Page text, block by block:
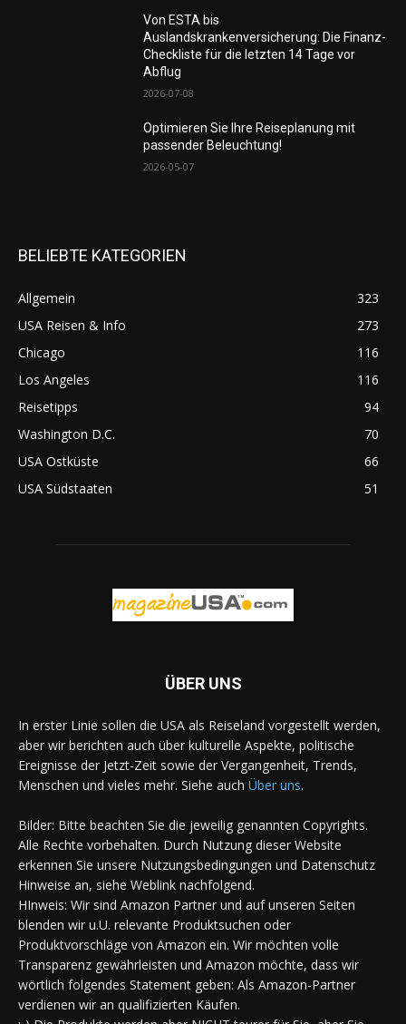
Von ESTA bis
Auslandskrankenversicherung: Die Finanz-
Checkliste für die letzten 14 Tage vor
Abflug
2026-07-08
Optimieren Sie Ihre Reiseplanung mit
passender Beleuchtung!
2026-05-07
BELIEBTE KATEGORIEN
Allgemein
323
USA Reisen & Info
273
Chicago
116
Los Angeles
116
Reisetipps
94
Washington D.C.
70
USA Ostküste
66
USA Südstaaten
51
ÜBER UNS
In erster Linie sollen die USA als Reiseland vorgestellt werden,
aber wir berichten auch über kulturelle Aspekte, politische
Ereignisse der Jetzt-Zeit sowie der Vergangenheit, Trends,
Menschen und vieles mehr. Siehe auch Über uns.
Bilder: Bitte beachten Sie die jeweilig genannten Copyrights.
Alle Rechte vorbehalten. Durch Nutzung dieser Website
erkennen Sie unsere Nutzungsbedingungen und Datenschutz
Hinweise an, siehe Weblink nachfolgend.
HInweis: Wir sind Amazon Partner und auf unseren Seiten
blenden wir u.U. relevante Produktsuchen oder
Produktvorschläge von Amazon ein. Wir möchten volle
Transparenz gewährleisten und Amazon möchte, dass wir
wörtlich folgendes Statement geben: Als Amazon-Partner
verdienen wir an qualifizierten Käufen.